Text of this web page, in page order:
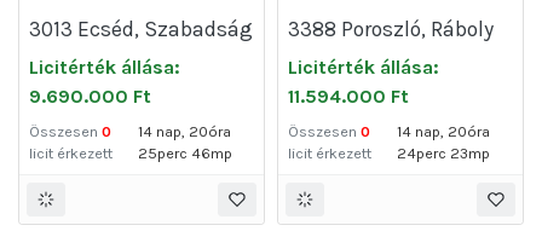
3013 Ecséd, Szabadság
út 158.
Licitérték állása:
9.690.000 Ft
Összesen 0
licit érkezett
14 nap, 20óra
25perc 46mp
3388 Poroszló, Ráboly
út 13.
Licitérték állása:
11.594.000 Ft
Összesen 0
licit érkezett
14 nap, 20óra
24perc 23mp